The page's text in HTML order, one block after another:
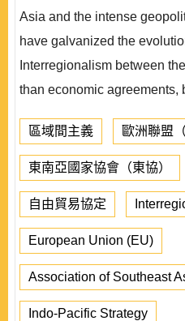
Asia and the intense
have galvanized the
Interregionalism between
than economic agreements,
區域間主義 歐洲聯盟
東南亞國家協會（東協）
自由貿易協定
European Union (EU)
Association of Southeast
Indo-Pacific Strategy